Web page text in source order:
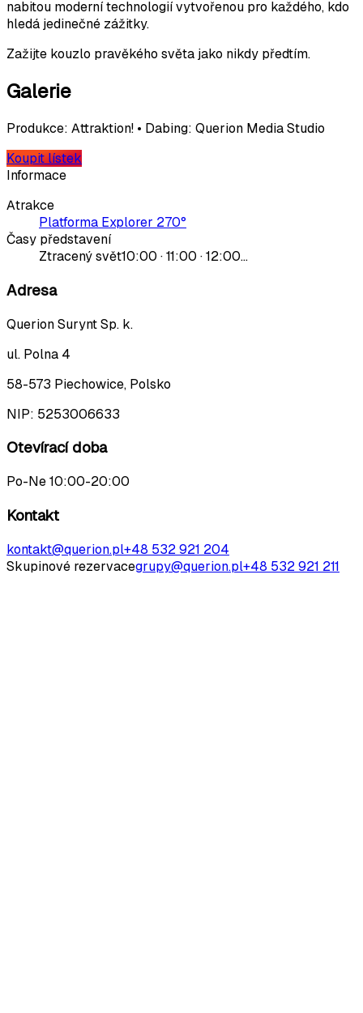
nabitou moderní technologií vytvořenou pro každého, kdo
hledá jedinečné zážitky.
Zažijte kouzlo pravěkého světa jako nikdy předtím.
Galerie
Produkce: Attraktion! • Dabing: Querion Media Studio
Koupit lístek
Informace
Atrakce
Platforma Explorer 270°
Časy představení
Ztracený svět10:00 · 11:00 · 12:00…
Adresa
Querion Surynt Sp. k.
ul. Polna 4
58-573 Piechowice, Polsko
NIP: 5253006633
Otevírací doba
Po-Ne 10:00-20:00
Kontakt
kontakt@querion.pl+48 532 921 204
Skupinové rezervacegrupy@querion.pl+48 532 921 211